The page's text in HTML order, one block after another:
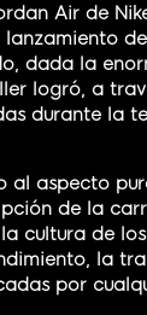
Air de
dada la
logró, a
durante la
al aspecto
de la
cultura de
la
por